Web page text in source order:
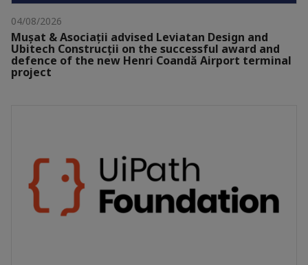
04/08/2026
Mușat & Asociații advised Leviatan Design and
Ubitech Construcții on the successful award and
defence of the new Henri Coandă Airport terminal
project